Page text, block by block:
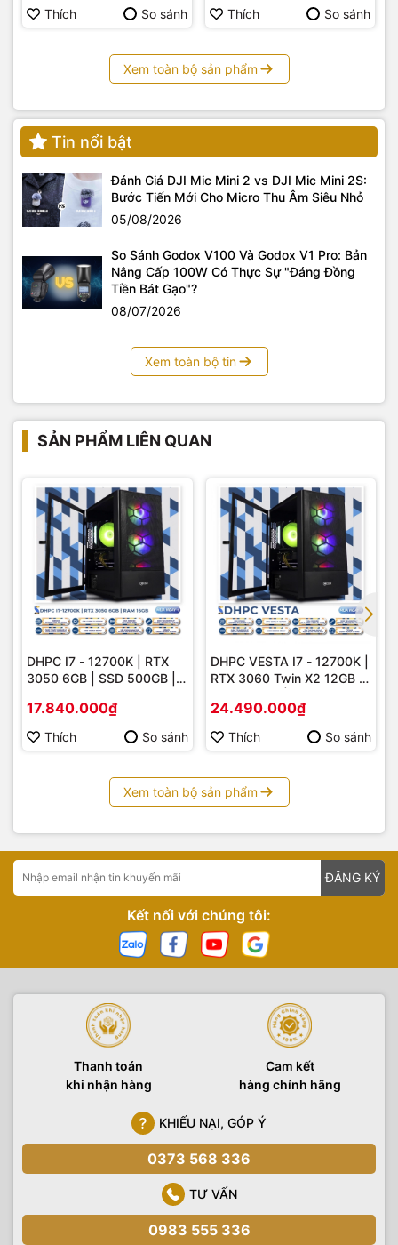
Thích So sánh Thích So sánh
Xem toàn bộ sản phẩm
Tin nổi bật
Đánh Giá DJI Mic Mini 2 vs DJI Mic Mini 2S:
Bước Tiến Mới Cho Micro Thu Âm Siêu Nhỏ
05/08/2026
So Sánh Godox V100 Và Godox V1 Pro: Bản
Nâng Cấp 100W Có Thực Sự "Đáng Đồng
Tiền Bát Gạo"?
08/07/2026
Xem toàn bộ tin
SẢN PHẨM LIÊN QUAN
DHPC I7 - 12700K | RTX
3050 6GB | SSD 500GB |
17.840.000₫
Thích So sánh
DHPC VESTA I7 - 12700K |
RTX 3060 Twin X2 12GB |
DDR5
24.490.000₫
Thích So sánh
Xem toàn bộ sản phẩm
ĐĂNG KÝ
Kết nối với chúng tôi:
Thanh toán
khi nhận hàng
Cam kết
hàng chính hãng
KHIẾU NẠI, GÓP Ý
0373 568 336
TƯ VẤN
0983 555 336